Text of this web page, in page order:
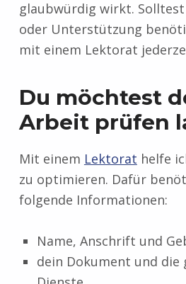
glaubwürdig wirkt.
oder Unterstützung
mit einem Lektorat
Du möchtest
Arbeit prüfen
Mit einem Lektorat helfe
zu optimieren. Dafür
folgende Informationen:
Name, Anschrift und
dein Dokument und die